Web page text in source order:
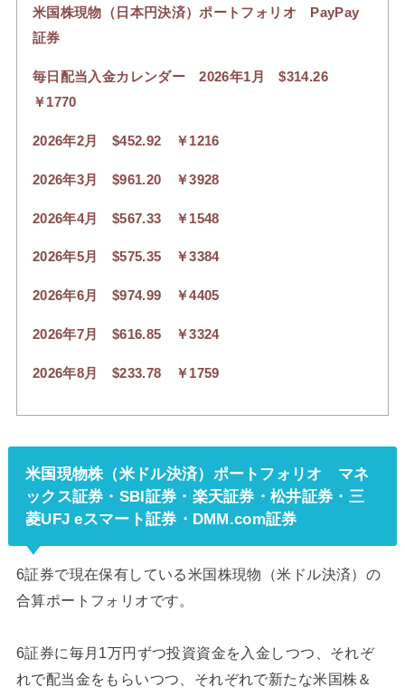
米国株現物（日本円決済）ポートフォリオ PayPay
証券
毎日配当入金カレンダー 2026年1月 $314.26
￥1770
2026年2月 $452.92 ￥1216
2026年3月 $961.20 ￥3928
2026年4月 $567.33 ￥1548
2026年5月 $575.35 ￥3384
2026年6月 $974.99 ￥4405
2026年7月 $616.85 ￥3324
2026年8月 $233.78 ￥1759
米国現物株（米ドル決済）ポートフォリオ マネ
ックス証券・SBI証券・楽天証券・松井証券・三
菱UFJ eスマート証券・DMM.com証券
6証券で現在保有している米国株現物（米ドル決済）の
合算ポートフォリオです。
6証券に毎月1万円ずつ投資資金を入金しつつ、それぞ
れで配当金をもらいつつ、それぞれで新たな米国株＆